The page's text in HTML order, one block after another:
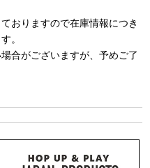
おりますので在庫情報につき
。
合がございますが、予めご了